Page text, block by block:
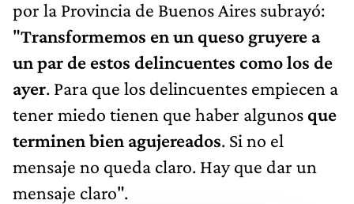
por la Provincia de Buenos Aires subrayó:
"Transformemos en un queso gruyere a
un par de estos delincuentes como los de
ayer. Para que los delincuentes empiecen a
tener miedo tienen que haber algunos que
terminen bien agujereados. Si no el
mensaje no queda claro. Hay que dar un
mensaje claro".